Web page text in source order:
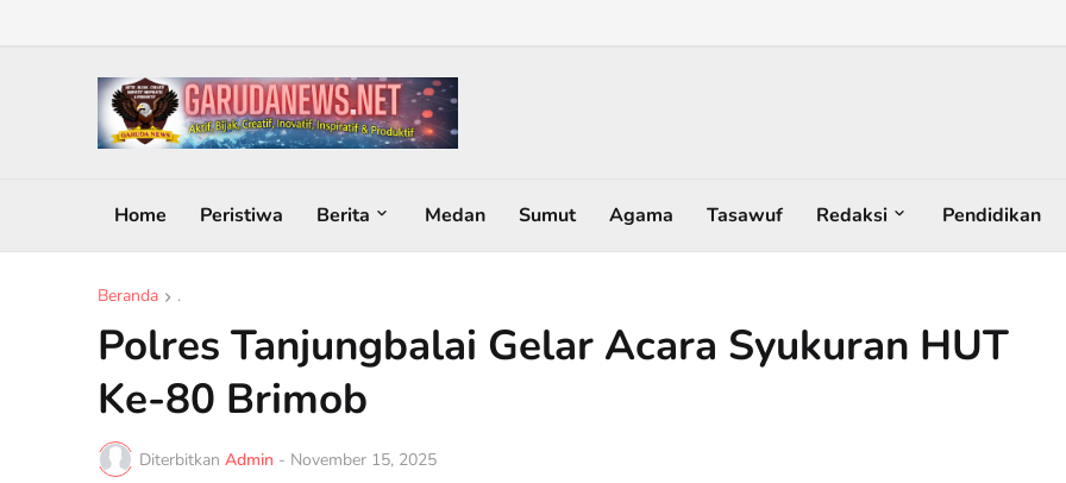
Home Peristiwa Berita Medan Sumut Agama Tasawuf Redaksi Pendidikan
Beranda .
Polres Tanjungbalai Gelar Acara Syukuran HUT
Ke-80 Brimob
Diterbitkan Admin - November 15, 2025